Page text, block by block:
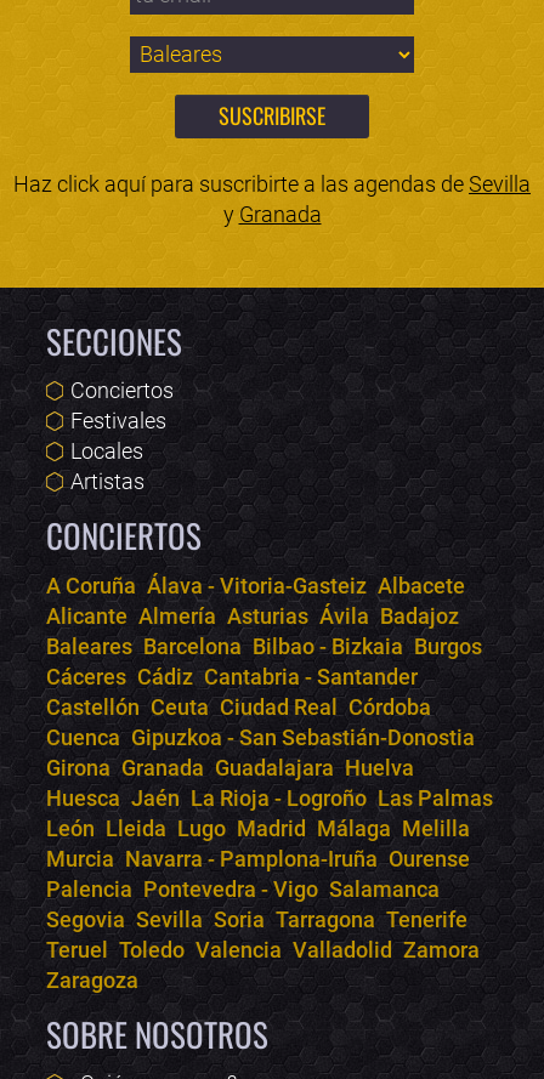
Haz click aquí para suscribirte a las agendas deSevilla
y Granada
SECCIONES
Conciertos
Festivales
Locales
Artistas
CONCIERTOS
A Coruña Álava - Vitoria-Gasteiz Albacete
Alicante Almería Asturias Ávila Badajoz
Baleares Barcelona Bilbao - Bizkaia Burgos
Cáceres Cádiz Cantabria - Santander
Castellón Ceuta Ciudad Real Córdoba
Cuenca Gipuzkoa - San Sebastián-Donostia
Girona Granada Guadalajara Huelva
Huesca Jaén La Rioja - Logroño Las Palmas
León Lleida Lugo Madrid Málaga Melilla
Murcia Navarra - Pamplona-Iruña Ourense
Palencia Pontevedra - Vigo Salamanca
Segovia Sevilla Soria Tarragona Tenerife
Teruel Toledo Valencia Valladolid Zamora
Zaragoza
SOBRE NOSOTROS
Bololoco · conciertos.club
Online · Te ayudo a encontrar conciertos